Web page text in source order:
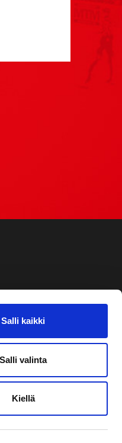
Salli kaikki
Salli valinta
Kiellä